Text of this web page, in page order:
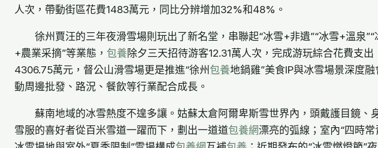
人次，帶動街區花費1483萬元，同比分辨增加32%和48%。
徐州賈汪的三年夜滑雪場則玩出了新名堂，串聯起“冰雪+非遺”“冰雪+溫泉”“
+農業采摘”等業態， 包養 除夕三天招待游客12.31萬人次，完成游玩綜合花費支出
4306.75萬元，督公山滑雪場更是推進“徐州 包養地鍋雞”美食IP與冰雪場景深度融
動周邊批發、路況、餐飲等行業配合成長。
蘇南地域的冰雪熱度不遑多讓。姑蘇太倉阿爾卑斯雪世界內，頭戴護目鏡、
雪服的喜好者從百米雪道一躍而下，劃出一道道包養網漂亮的弧線；室內“四時常